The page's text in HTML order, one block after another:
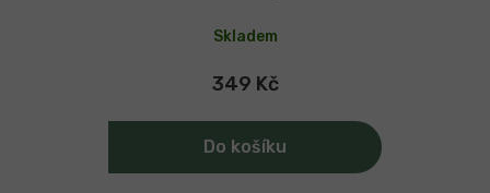
Skladem
349 Kč
Do košíku